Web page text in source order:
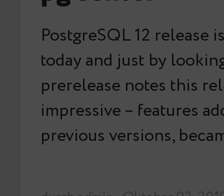
PostgreSQL 12 release
today and just by
prerelease notes this
impressive – features
previous versions,